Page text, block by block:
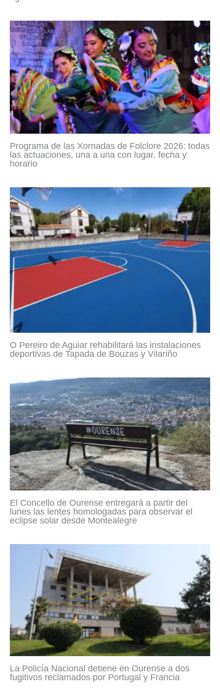
Programa de las Xornadas de Folclore 2026: todas
las actuaciones, una a una con lugar, fecha y
horario
O Pereiro de Aguiar rehabilitará las instalaciones
deportivas de Tapada de Bouzas y Vilariño
El Concello de Ourense entregará a partir del
lunes las lentes homologadas para observar el
eclipse solar desde Montealegre
La Policía Nacional detiene en Ourense a dos
fugitivos reclamados por Portugal y Francia